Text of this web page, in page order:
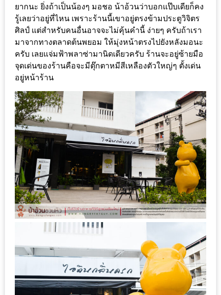
เด็ด
จาก
ANNA
FARM
ที่
เอาชนะ
ใจ
กรรมการ
จาก
THE
DISH
EVENT
ที่
ต้อง
ห้าม
พลาด
ฤดู
หนาว
นี้
ยากนะ ยิ่งถ้าเป็นน้องๆ มอชอ น้าอ้วนว่าบอกแป๊บเดียก็คง
รู้เลยว่าอยู่ที่ไหน เพราะร้านนี้เขาอยู่ตรงข้ามประตูวิจิตร
ศิลป์ แต่สำหรับคนอื่นอาจจะไม่คุ้นคำนี้ ง่ายๆ ครับถ้าเรา
มาจากทางตลาดต้นพยอม ให้มุ่งหน้าตรงไปยังหลังมอนะ
ครับ เลยแจ่มฟ้าพลาซ่ามานิดเดียวครับ ร้านจะอยู่ซ้ายมือ
จุดเด่นของร้านคือจะมีตุ๊กตาหมีสีเหลืองตัวใหญ่ๆ ตั้งเด่น
อยู่หน้าร้าน